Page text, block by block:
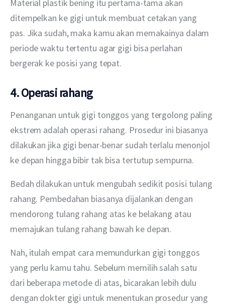
Material plastik bening itu pertama-tama akan
ditempelkan ke gigi untuk membuat cetakan yang
pas. Jika sudah, maka kamu akan memakainya dalam
periode waktu tertentu agar gigi bisa perlahan
bergerak ke posisi yang tepat.
4. Operasi rahang
Penanganan untuk gigi tonggos yang tergolong paling
ekstrem adalah operasi rahang. Prosedur ini biasanya
dilakukan jika gigi benar-benar sudah terlalu menonjol
ke depan hingga bibir tak bisa tertutup sempurna.
Bedah dilakukan untuk mengubah sedikit posisi tulang
rahang. Pembedahan biasanya dijalankan dengan
mendorong tulang rahang atas ke belakang atau
memajukan tulang rahang bawah ke depan.
Nah, itulah empat cara memundurkan gigi tonggos
yang perlu kamu tahu. Sebelum memilih salah satu
dari beberapa metode di atas, bicarakan lebih dulu
dengan dokter gigi untuk menentukan prosedur yang